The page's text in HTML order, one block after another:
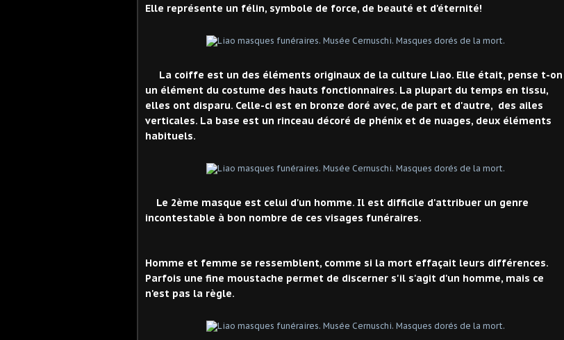
Elle représente un félin, symbole de force, de beauté et d'éternité!
La coiffe est un des éléments originaux de la culture Liao. Elle était, pense t-on
un élément du costume des hauts fonctionnaires. La plupart du temps en tissu,
elles ont disparu. Celle-ci est en bronze doré avec, de part et d'autre, des ailes
verticales. La base est un rinceau décoré de phénix et de nuages, deux éléments
habituels.
Le 2ème masque est celui d'un homme. Il est difficile d'attribuer un genre
incontestable à bon nombre de ces visages funéraires.
Homme et femme se ressemblent, comme si la mort effaçait leurs différences.
Parfois une fine moustache permet de discerner s'il s'agit d'un homme, mais ce
n'est pas la règle.